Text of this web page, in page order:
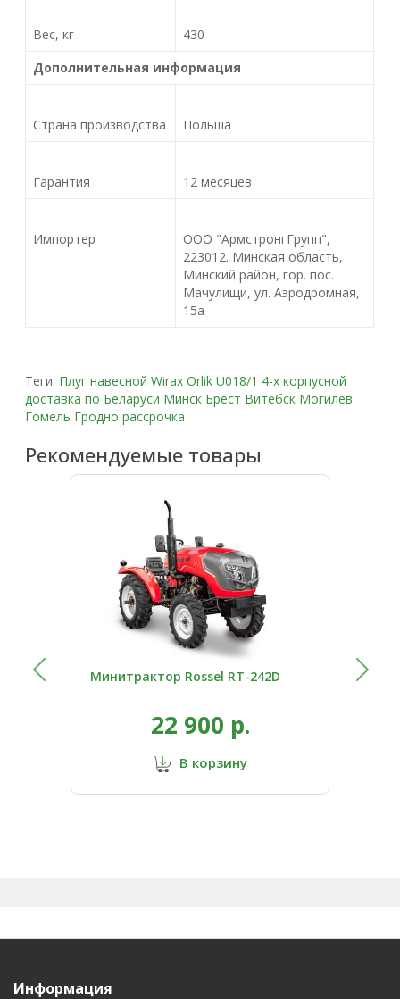
Вес, кг
430
Дополнительная информация
Страна производства Польша
Гарантия 12 месяцев
Импортер
ООО "АрмстронгГрупп",
223012. Минская область,
Минский район, гор. пос.
Мачулищи, ул. Аэродромная,
15а
Теги: Плуг навесной Wirax Orlik U018/1 4-х корпусной
доставка по Беларуси Минск Брест Витебск Могилев
Гомель Гродно рассрочка
Рекомендуемые товары
Минитрактор Rossel RT-242D
22 900 р.
В корзину
Информация